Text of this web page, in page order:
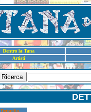
Dentro la Tana
Artisti
Ricerca
Dettaglio